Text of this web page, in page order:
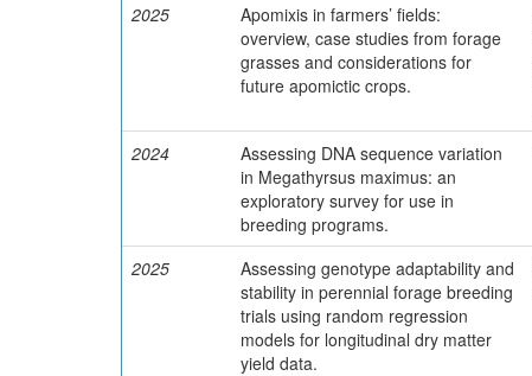
2025
Apomixis in farmers’ fields:
overview, case studies from forage
grasses and considerations for
future apomictic crops.
2024
Assessing DNA sequence variation
in Megathyrsus maximus: an
exploratory survey for use in
breeding programs.
2025
Assessing genotype adaptability and
stability in perennial forage breeding
trials using random regression
models for longitudinal dry matter
yield data.